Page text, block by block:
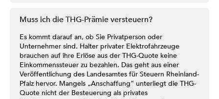
Muss ich die THG-Prämie versteuern?
Es kommt darauf an, ob Sie Privatperson oder
Unternehmer sind. Halter privater Elektrofahrzeuge
brauchen auf ihre Erlöse aus der THG-Quote keine
Einkommenssteuer zu bezahlen. Das geht aus einer
Veröffentlichung des Landesamtes für Steuern Rheinland-
Pfalz hervor. Mangels „Anschaffung“ unterliegt die THG-
Quote nicht der Besteuerung als privates